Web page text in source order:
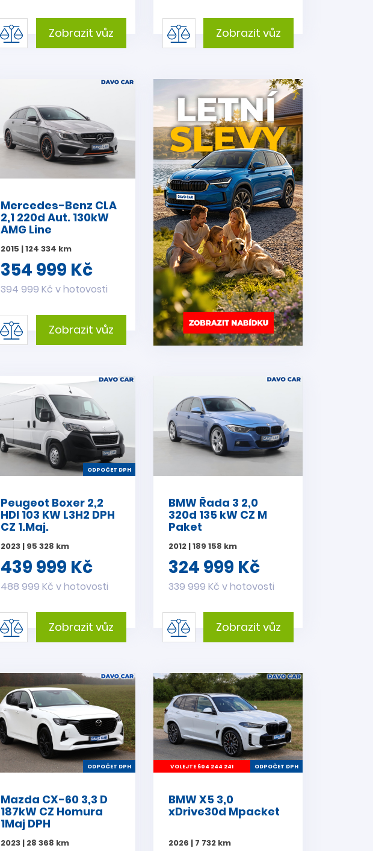
Zobrazit vůz Zobrazit vůz
Mercedes-Benz CLA
2,1 220d Aut. 130kW
AMG Line
2015 | 124 334 km
354 999 Kč
394 999 Kč v hotovosti
Zobrazit vůz
ODPOČET DPH
Peugeot Boxer 2,2
HDI 103 KW L3H2 DPH
CZ 1.Maj.
2023 | 95 328 km
439 999 Kč
488 999 Kč v hotovosti
Zobrazit vůz
BMW Řada 3 2,0
320d 135 kW CZ M
Paket
2012 | 189 158 km
324 999 Kč
339 999 Kč v hotovosti
Zobrazit vůz
ODPOČET DPH
Mazda CX-60 3,3 D
187kW CZ Homura
1Maj DPH
2023 | 28 368 km
VOLEJTE 604 244 241 ODPOČET DPH
BMW X5 3,0
xDrive30d Mpacket
2026 | 7 732 km